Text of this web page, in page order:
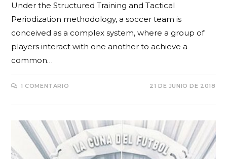
Under the Structured Training and Tactical
Periodization methodology, a soccer team is
conceived as a complex system, where a group of
players interact with one another to achieve a
common…
1 COMENTARIO 21 DE JUNIO DE 2018